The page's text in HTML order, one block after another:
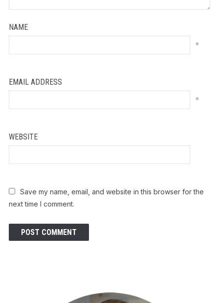
NAME
*
EMAIL ADDRESS
*
WEBSITE
Save my name, email, and website in this browser for the
next time I comment.